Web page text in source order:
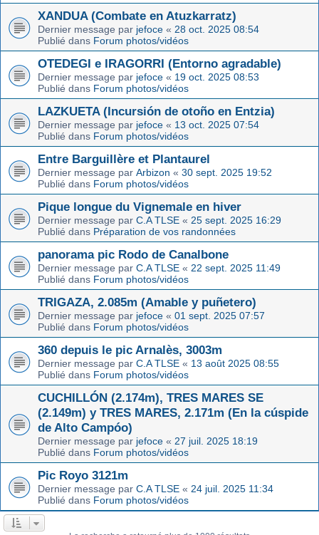
XANDUA (Combate en Atuzkarratz)
Dernier message par jefoce « 28 oct. 2025 08:54
Publié dans Forum photos/vidéos
OTEDEGI e IRAGORRI (Entorno agradable)
Dernier message par jefoce « 19 oct. 2025 08:53
Publié dans Forum photos/vidéos
LAZKUETA (Incursión de otoño en Entzia)
Dernier message par jefoce « 13 oct. 2025 07:54
Publié dans Forum photos/vidéos
Entre Barguillère et Plantaurel
Dernier message par Arbizon « 30 sept. 2025 19:52
Publié dans Forum photos/vidéos
Pique longue du Vignemale en hiver
Dernier message par C.A TLSE « 25 sept. 2025 16:29
Publié dans Préparation de vos randonnées
panorama pic Rodo de Canalbone
Dernier message par C.A TLSE « 22 sept. 2025 11:49
Publié dans Forum photos/vidéos
TRIGAZA, 2.085m (Amable y puñetero)
Dernier message par jefoce « 01 sept. 2025 07:57
Publié dans Forum photos/vidéos
360 depuis le pic Arnalès, 3003m
Dernier message par C.A TLSE « 13 août 2025 08:55
Publié dans Forum photos/vidéos
CUCHILLÓN (2.174m), TRES MARES SE
(2.149m) y TRES MARES, 2.171m (En la cúspide
de Alto Campóo)
Dernier message par jefoce « 27 juil. 2025 18:19
Publié dans Forum photos/vidéos
Pic Royo 3121m
Dernier message par C.A TLSE « 24 juil. 2025 11:34
Publié dans Forum photos/vidéos